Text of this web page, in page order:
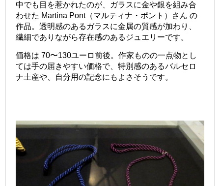
中でも目を惹かれたのが、ガラスに金や銀を組み合
わせた Martina Pont（マルティナ・ポント）さん の
作品。透明感のあるガラスに金属の質感が加わり、
繊細でありながら存在感のあるジュエリーです。
価格は 70〜130ユーロ前後。作家ものの一点物とし
ては手の届きやすい価格で、特別感のあるバルセロ
ナ土産や、自分用の記念にもよさそうです。